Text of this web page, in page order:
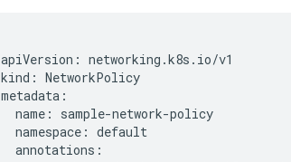
apiVersion: networking.k8s.io/v1
kind: NetworkPolicy
name:
namespace: